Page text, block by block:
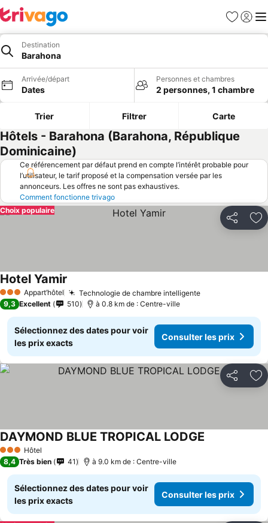
Favoris
Se
Destination
Barahona
Arrivée/départ
Dates
Personnes et chambres
2 personnes, 1 chambre
Trier Filtrer Carte
Hôtels - Barahona (Barahona, République
Dominicaine)
Ce référencement par défaut prend en compte l’intérêt probable pour
l’utilisateur, le tarif proposé et la compensation versée par les
annonceurs. Les offres ne sont pas exhaustives.
Comment fonctionne trivago
Partager
Choix populaire
3 ÉtoilesAppart’hôtel Technologie de chambre intelligente
Hotel Yamir
9,3 Excellent 510 à 0.8 km de : Centre-ville
Sélectionnez des dates pour voir
les prix exacts
Consulter les prix
Partager
3 ÉtoilesHôtel
DAYMOND BLUE TROPICAL LODGE
8,4 Très bien 41 à 9.0 km de : Centre-ville
Sélectionnez des dates pour voir
les prix exacts
Consulter les prix